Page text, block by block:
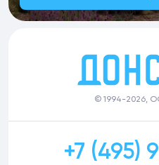
© 1994-2026,
+7 (495)